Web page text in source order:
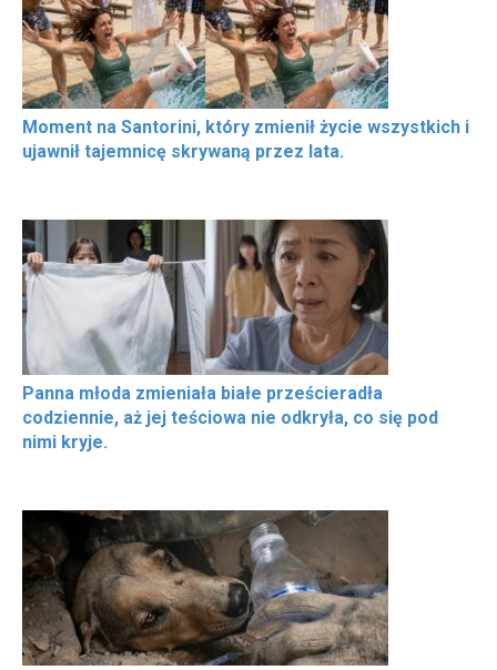
Moment na Santorini, który zmienił życie wszystkich i
ujawnił tajemnicę skrywaną przez lata.
Panna młoda zmieniała białe prześcieradła
codziennie, aż jej teściowa nie odkryła, co się pod
nimi kryje.